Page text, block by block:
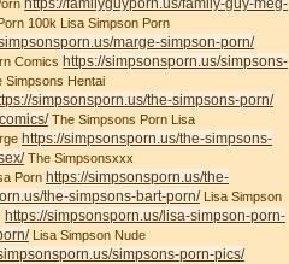
https://familyguyporn.us/family-guy-meg-
100k Lisa Simpson Porn
marge-simpson-porn/
Comics https://simpsonsporn.us/simpsons-
Simpsons Hentai
simpsonsporn.us/the-simpsons-porn/
The Simpsons Porn Lisa
https://simpsonsporn.us/the-simpsons-
The Simpsonsxxx
Porn https://simpsonsporn.us/the-
the-simpsons-bart-porn/Lisa Simpson
https://simpsonsporn.us/lisa-simpson-porn-
Lisa Simpson Nude
simpsons-porn-pics/